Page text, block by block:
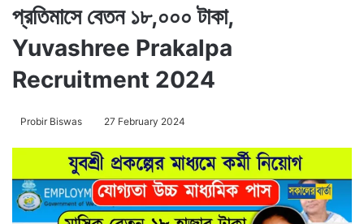
প্রতিমাসে বেতন ১৮,০০০ টাকা,
Yuvashree Prakalpa
Recruitment 2024
Probir Biswas 27 February 2024